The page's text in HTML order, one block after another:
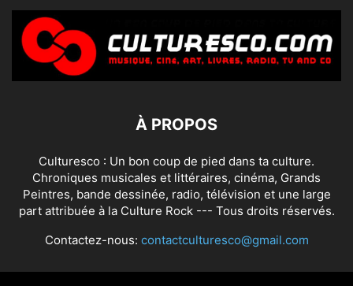
À PROPOS
Culturesco : Un bon coup de pied dans ta culture.
Chroniques musicales et littéraires, cinéma, Grands
Peintres, bande dessinée, radio, télévision et une large
part attribuée à la Culture Rock --- Tous droits réservés.
Contactez-nous: contactculturesco@gmail.com